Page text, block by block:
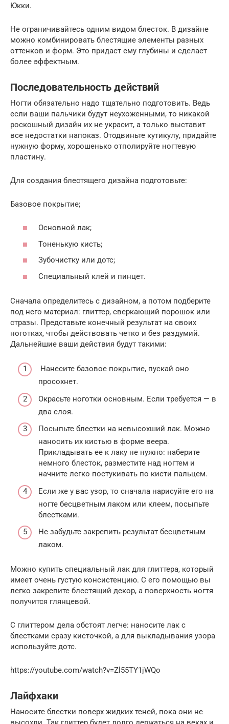
Юкки.
Не ограничивайтесь одним видом блесток. В дизайне
можно комбинировать блестящие элементы разных
оттенков и форм. Это придаст ему глубины и сделает
более эффектным.
Последовательность действий
Ногти обязательно надо тщательно подготовить. Ведь
если ваши пальчики будут неухоженными, то никакой
роскошный дизайн их не украсит, а только выставит
все недостатки напоказ. Отодвиньте кутикулу, придайте
нужную форму, хорошенько отполируйте ногтевую
пластину.
Для создания блестящего дизайна подготовьте:
Базовое покрытие;
Основной лак;
Тоненькую кисть;
Зубочистку или дотс;
Специальный клей и пинцет.
Сначала определитесь с дизайном, а потом подберите
под него материал: глиттер, сверкающий порошок или
стразы. Представьте конечный результат на своих
ноготках, чтобы действовать четко и без раздумий.
Дальнейшие ваши действия будут такими:
Нанесите базовое покрытие, пускай оно
просохнет.
Окрасьте ноготки основным. Если требуется — в
два слоя.
Посыпьте блестки на невысохший лак. Можно
наносить их кистью в форме веера.
Прикладывать ее к лаку не нужно: наберите
немного блесток, разместите над ногтем и
начните легко постукивать по кисти пальцем.
Если же у вас узор, то сначала нарисуйте его на
ногте бесцветным лаком или клеем, посыпьте
блестками.
Не забудьте закрепить результат бесцветным
лаком.
Можно купить специальный лак для глиттера, который
имеет очень густую консистенцию. С его помощью вы
легко закрепите блестящий декор, а поверхность ногтя
получится глянцевой.
С глиттером дела обстоят легче: наносите лак с
блестками сразу кисточкой, а для выкладывания узора
используйте дотс.
https://youtube.com/watch?v=Zl55TY1jWQo
Лайфхаки
Наносите блестки поверх жидких теней, пока они не